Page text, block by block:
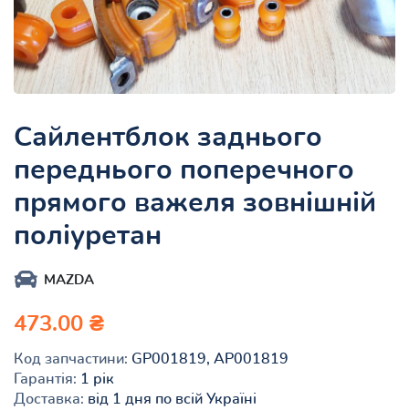
Сайлентблок заднього
переднього поперечного
прямого важеля зовнішній
поліуретан
MAZDA
473.00 ₴
Код запчастини: GP001819, AP001819
Гарантія: 1 рік
Доставка: від 1 дня по всій Україні